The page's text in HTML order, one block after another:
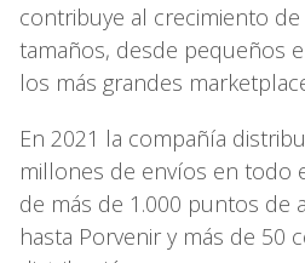
contribuye al crecimiento
tamaños, desde pequeños
los más grandes
En 2021 la compañía
millones de envíos en todo
de más de 1.000 puntos de
hasta Porvenir y más de 50